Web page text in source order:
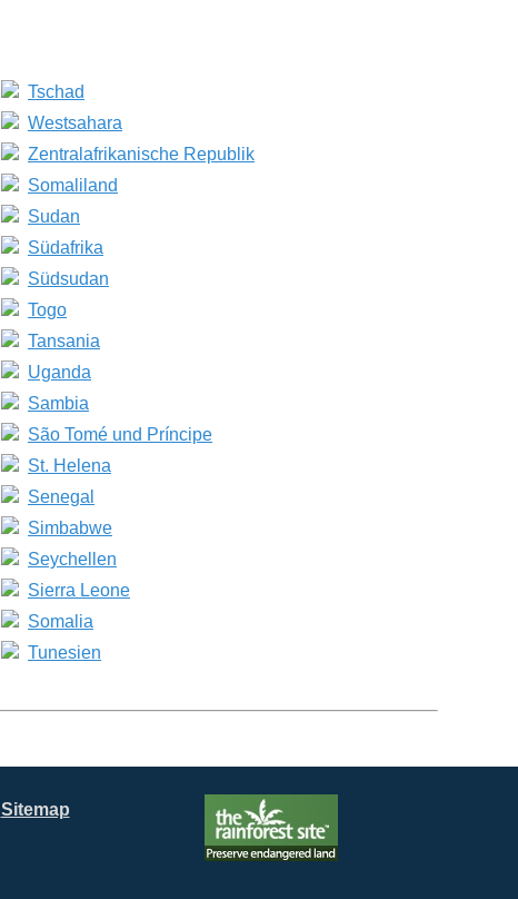
Tschad
Westsahara
Zentralafrikanische Republik
Somaliland
Sudan
Südafrika
Südsudan
Togo
Tansania
Uganda
Sambia
São Tomé und Príncipe
St. Helena
Senegal
Simbabwe
Seychellen
Sierra Leone
Somalia
Tunesien
Sitemap